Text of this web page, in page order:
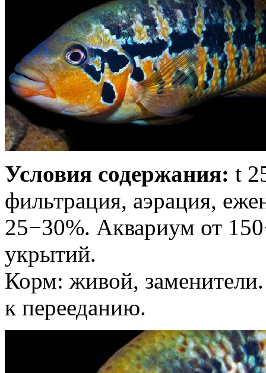
Условия содержания: t
фильтрация, аэрация,
25−30%. Аквариум от
укрытий.
Корм: живой,
к перееданию.